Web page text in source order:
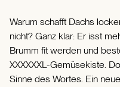
Warum schafft Dachs
nicht? Ganz klar: Er isst
Brumm fit werden und
XXXXXXL-Gemüsekiste.
Sinne des Wortes. Ein